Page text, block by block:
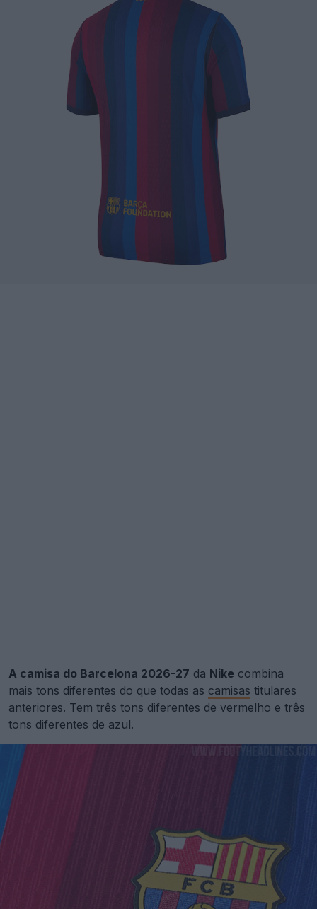
A camisa do Barcelona 2026-27 da Nike combina
mais tons diferentes do que todas as camisas titulares
anteriores. Tem três tons diferentes de vermelho e três
tons diferentes de azul.